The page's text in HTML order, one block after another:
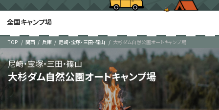
全国キャンプ場
TOP 関西 兵庫 尼崎・宝塚・三田・篠山 大杉ダム自然公園オートキャンプ場
大杉ダム自然公園オートキャンプ場
尼崎・宝塚・三田・篠山